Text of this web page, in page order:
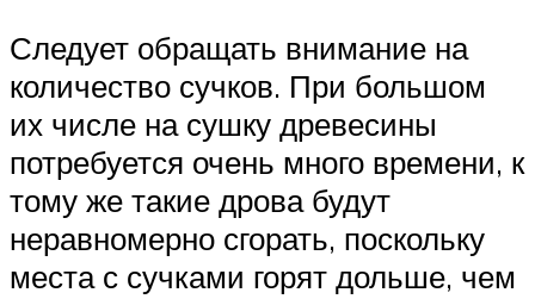
Следует обращать внимание на
количество сучков. При большом
их числе на сушку древесины
потребуется очень много времени, к
тому же такие дрова будут
неравномерно сгорать, поскольку
места с сучками горят дольше, чем